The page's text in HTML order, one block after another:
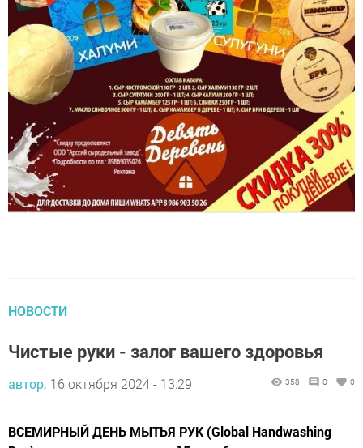
НОВОСТИ
Чистые руки - залог вашего здоровья
автор, 16 октября 2024 - 13:29 358 0 0
ВСЕМИРНЫЙ ДЕНЬ МЫТЬЯ РУК (Global Handwashing